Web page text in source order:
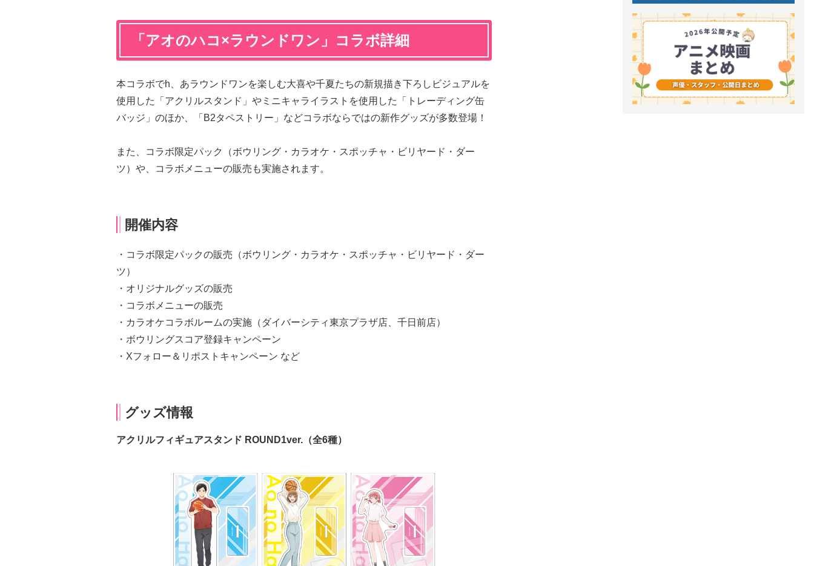
「アオのハコ×ラウンドワン」コラボ詳細
本コラボでh、あラウンドワンを楽しむ大喜や千夏たちの新規描き下ろしビジュアルを
使用した「アクリルスタンド」やミニキャライラストを使用した「トレーディング缶
バッジ」のほか、「B2タペストリー」などコラボならではの新作グッズが多数登場！
また、コラボ限定パック（ボウリング・カラオケ・スポッチャ・ビリヤード・ダー
ツ）や、コラボメニューの販売も実施されます。
開催内容
・コラボ限定パックの販売（ボウリング・カラオケ・スポッチャ・ビリヤード・ダー
ツ）
・オリジナルグッズの販売
・コラボメニューの販売
・カラオケコラボルームの実施（ダイバーシティ東京プラザ店、千日前店）
・ボウリングスコア登録キャンペーン
・Xフォロー＆リポストキャンペーン など
グッズ情報
アクリルフィギュアスタンド ROUND1ver.（全6種）